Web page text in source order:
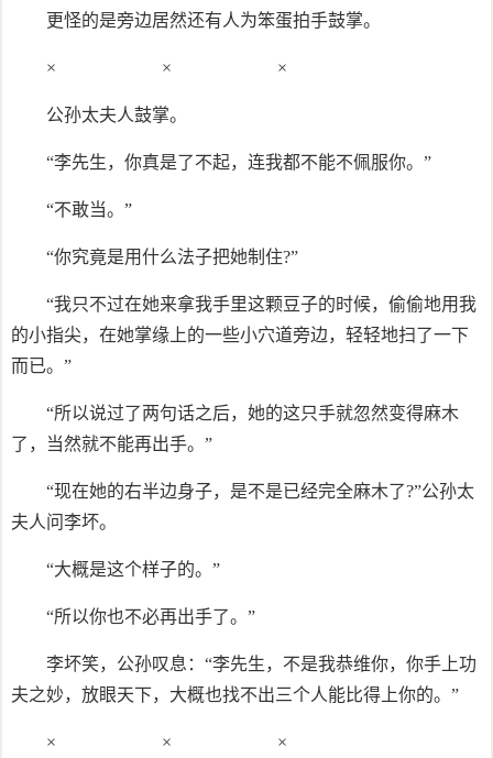
更怪的是旁边居然还有人为笨蛋拍手鼓掌。
× × ×
公孙太夫人鼓掌。
“李先生，你真是了不起，连我都不能不佩服你。”
“不敢当。”
“你究竟是用什么法子把她制住?”
“我只不过在她来拿我手里这颗豆子的时候，偷偷地用我
的小指尖，在她掌缘上的一些小穴道旁边，轻轻地扫了一下
而已。”
“所以说过了两句话之后，她的这只手就忽然变得麻木
了，当然就不能再出手。”
“现在她的右半边身子，是不是已经完全麻木了?”公孙太
夫人问李坏。
“大概是这个样子的。”
“所以你也不必再出手了。”
李坏笑，公孙叹息：“李先生，不是我恭维你，你手上功
夫之妙，放眼天下，大概也找不出三个人能比得上你的。”
× × ×